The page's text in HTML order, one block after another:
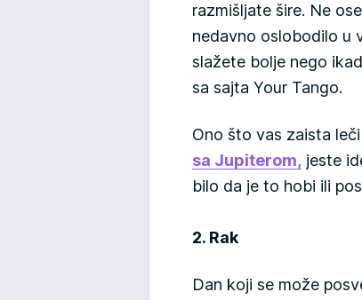
razmišljate šire. Ne
nedavno oslobodilo u
slažete bolje nego
sa sajta Your Tango.
Ono što vas zaista
sa Jupiterom, jeste
bilo da je to hobi ili
2. Rak
Dan koji se može